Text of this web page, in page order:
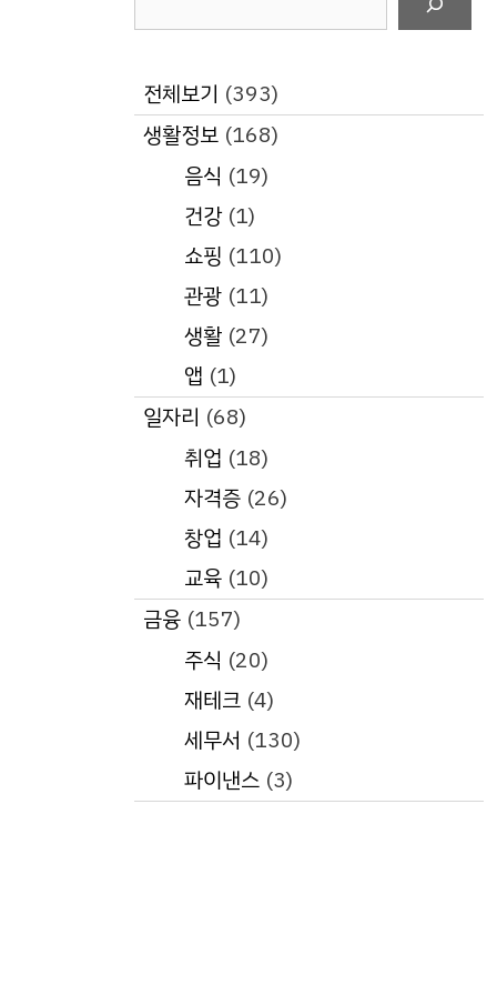
전체보기 (393)
생활정보 (168)
음식 (19)
건강(1)
쇼핑 (110)
관광(11)
생활(27)
앱 (1)
일자리 (68)
취업 (18)
자격증(26)
창업 (14)
교육(10)
금융 (157)
주식 (20)
재테크(4)
세무서 (130)
파이낸스(3)